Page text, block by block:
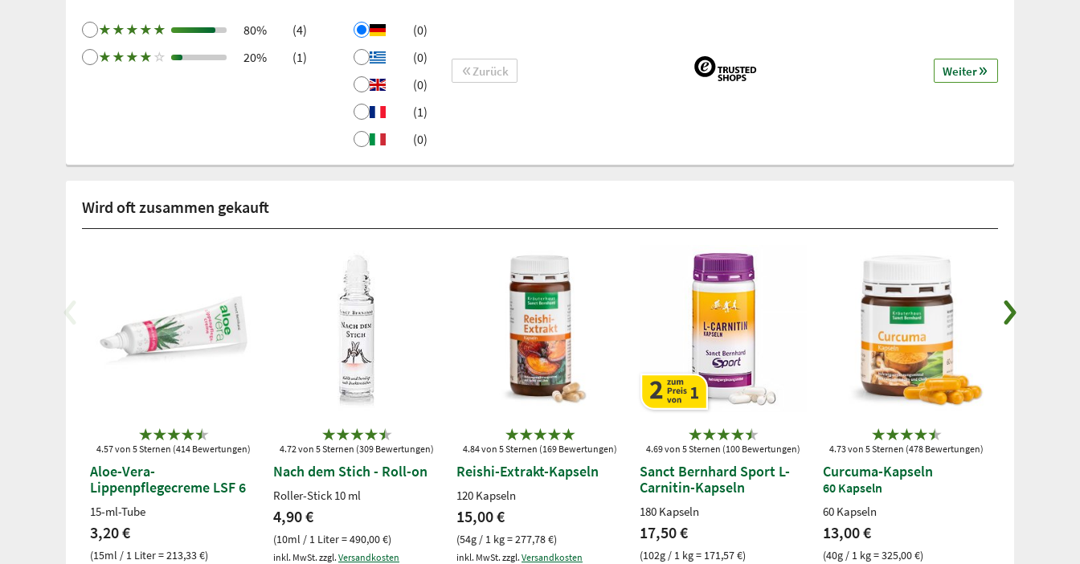
★ ★ ★ ★ ★ 80%
(4)
★ ★ ★ ★ ☆ 20% (1)
(0)
(0)
(0)
(1)
(0)
Zurück Weiter
Wird oft zusammen gekauft
4.57 von 5 Sternen (414 Bewertungen)
Aloe-Vera-
Lippenpflegecreme LSF 6
15-ml-Tube
3,20 €
(15ml / 1 Liter = 213,33 €)
4.72 von 5 Sternen (309 Bewertungen)
Nach dem Stich - Roll-on
Roller-Stick 10 ml
4,90 €
(10ml / 1 Liter = 490,00 €)
inkl. MwSt. zzgl. Versandkosten
4.84 von 5 Sternen (169 Bewertungen)
Reishi-Extrakt-Kapseln
120 Kapseln
15,00 €
(54g / 1 kg = 277,78 €)
inkl. MwSt. zzgl. Versandkosten
4.69 von 5 Sternen (100 Bewertungen)
Sanct Bernhard Sport L-
Carnitin-Kapseln
180 Kapseln
17,50 €
(102g / 1 kg = 171,57 €)
4.73 von 5 Sternen (478 Bewertungen)
Curcuma-Kapseln
60 Kapseln
60 Kapseln
13,00 €
(40g / 1 kg = 325,00 €)